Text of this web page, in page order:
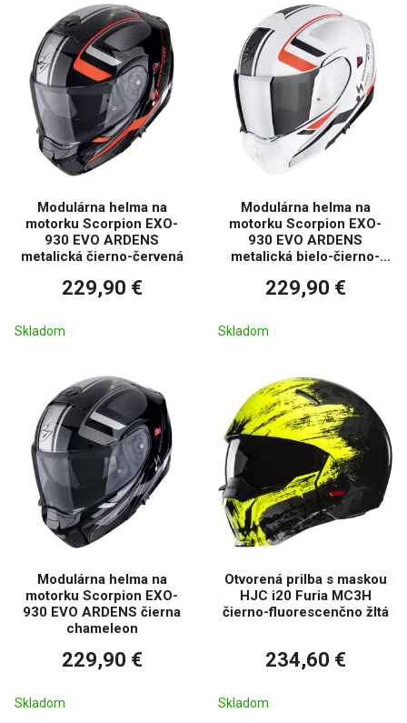
Modulárna helma na
motorku Scorpion EXO-
930 EVO ARDENS
metalická čierno-červená
229,90 €
Skladom
Modulárna helma na
motorku Scorpion EXO-
930 EVO ARDENS
metalická bielo-čierno-
229,90 €
Skladom
Modulárna helma na
motorku Scorpion EXO-
930 EVO ARDENS čierna
chameleon
229,90 €
Skladom
Otvorená prilba s maskou
HJC i20 Furia MC3H
čierno-fluorescenčno žltá
234,60 €
Skladom